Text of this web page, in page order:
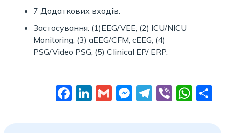
7 Додаткових входів.
Застосування: (1)EEG/VEE; (2) ICU/NICU
Monitoring; (3) aEEG/CFM, cEEG; (4)
PSG/Video PSG; (5) Clinical EP/ ERP.
Facebook
LinkedIn
GmailMessenger
Telegram
Viber